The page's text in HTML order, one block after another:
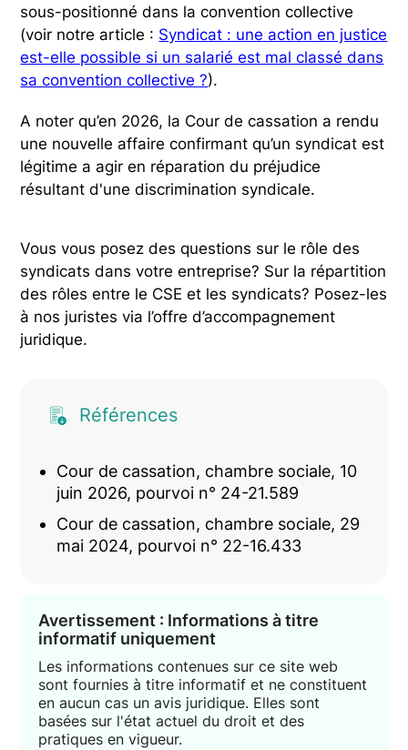
sous-positionné dans la convention collective
(voir notre article : Syndicat : une action en justice
est-elle possible si un salarié est mal classé dans
sa convention collective ?).
A noter qu’en 2026, la Cour de cassation a rendu
une nouvelle affaire confirmant qu’un syndicat est
légitime a agir en réparation du préjudice
résultant d'une discrimination syndicale.
Vous vous posez des questions sur le rôle des
syndicats dans votre entreprise? Sur la répartition
des rôles entre le CSE et les syndicats? Posez-les
à nos juristes via l’offre d’accompagnement
juridique.
Références
Cour de cassation, chambre sociale, 10
juin 2026, pourvoi n° 24-21.589
Cour de cassation, chambre sociale, 29
mai 2024, pourvoi n° 22-16.433
Avertissement : Informations à titre
informatif uniquement
Les informations contenues sur ce site web
sont fournies à titre informatif et ne constituent
en aucun cas un avis juridique. Elles sont
basées sur l'état actuel du droit et des
pratiques en vigueur.